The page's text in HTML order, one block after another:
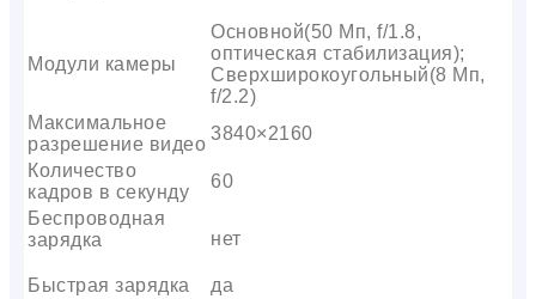
Модули камеры
Основной(50 Мп, f/1.8,
оптическая стабилизация);
Сверхширокоугольный(8 Мп,
f/2.2)
Максимальное
разрешение видео
3840×2160
Количество
кадров в секунду
60
Беспроводная
зарядка
нет
Быстрая зарядка
да